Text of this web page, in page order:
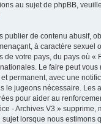
au sujet de phpBB,
publier de contenu abusif,
à caractère sexuel
de votre pays, du pays où «
Le faire peut vous
permanent, avec une
le jugeons nécessaire. Les
pour aider au
- Archives V3 » supprime,
sujet lorsque nous estimons